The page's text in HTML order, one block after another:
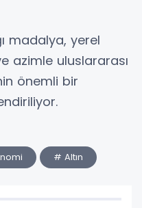
madalya, yerel
azimle uluslararası
önemli bir
# Altın